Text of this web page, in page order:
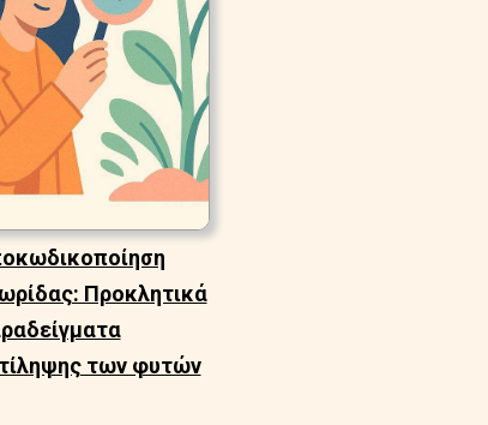
Προκλητικά
των φυτών